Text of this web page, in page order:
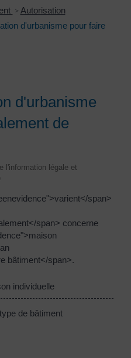
> Autorisation
d'urbanisme pour faire
d'urbanisme
de
l'information légale et
span>
span> concerne
bâtiment</span>.
individuelle
de bâtiment